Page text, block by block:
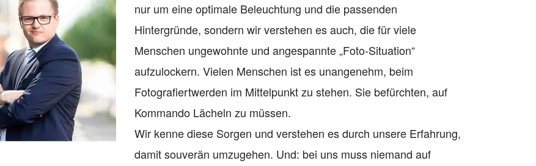
nur um eine optimale Beleuchtung und die passenden
Hintergründe, sondern wir verstehen es auch, die für viele
Menschen ungewohnte und angespannte „Foto-Situation“
aufzulockern. Vielen Menschen ist es unangenehm, beim
Fotografiertwerden im Mittelpunkt zu stehen. Sie befürchten, auf
Kommando Lächeln zu müssen.
Wir kenne diese Sorgen und verstehen es durch unsere Erfahrung,
damit souverän umzugehen. Und: bei uns muss niemand auf